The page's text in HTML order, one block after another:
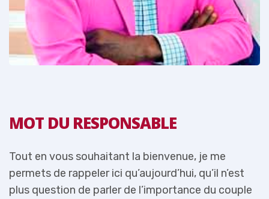
MOT DU RESPONSABLE
Tout en vous souhaitant la bienvenue, je me
permets de rappeler ici qu’aujourd’hui, qu’il n’est
plus question de parler de l’importance du couple